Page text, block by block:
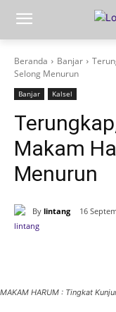
Beranda Banjar
Selong Menurun
Banjar Kalsel
Makam
Menurun
By lintang 16
MAKAM HARUM : Tingkat